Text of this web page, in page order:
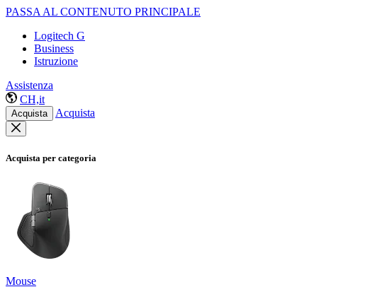
PASSA AL CONTENUTO PRINCIPALE
Logitech G
Business
Istruzione
Assistenza
CH,it
Acquista Acquista
Acquista per categoria
Mouse